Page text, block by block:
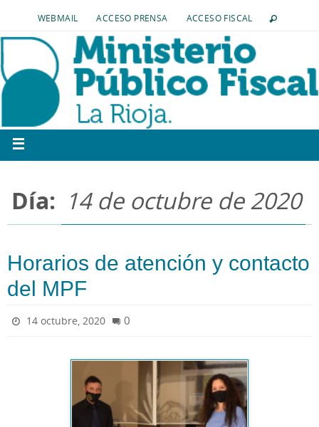
WEBMAIL ACCESO PRENSA ACCESO FISCAL
Día: 14 de octubre de 2020
Horarios de atención y contacto
del MPF
14 octubre, 2020 0